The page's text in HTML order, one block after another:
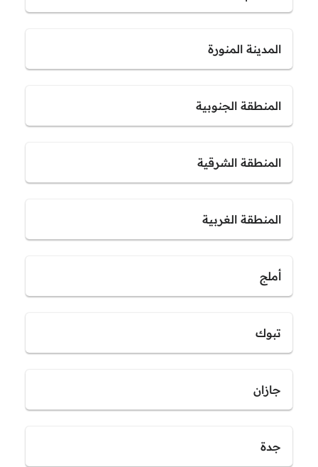
المدينة المنورة
المنطقة الجنوبية
المنطقة الشرقية
المنطقة الغربية
أملج
تبوك
جازان
جدة